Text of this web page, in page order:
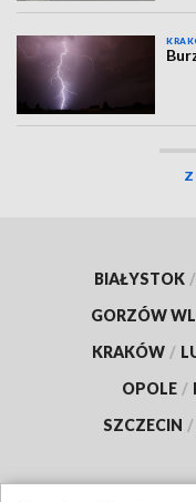
BIAŁYSTOK /
GORZÓW
KRAKÓW /
OPOLE /
SZCZECIN /